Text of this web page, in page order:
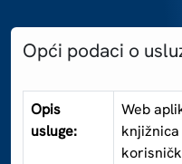
Opći podaci o
Opis
usluge:
Web